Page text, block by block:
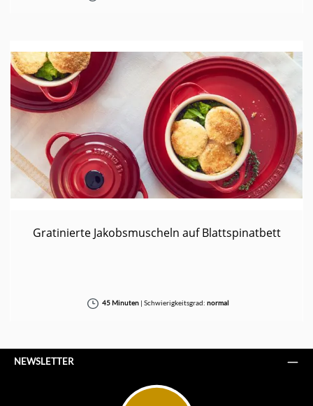
Gratinierte Jakobsmuscheln auf Blattspinatbett
45 Minuten| Schwierigkeitsgrad: normal
NEWSLETTER